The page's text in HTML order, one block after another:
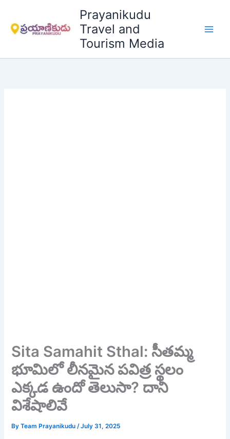
content
Prayanikudu
Travel and
Tourism Media
Sita Samahit Sthal: సీతమ్మ
భూమిలో లీనమైన పవిత్ర స్థలం
ఎక్కడ ఉందో తెలుసా? దాని
విశేషాలివే
ByTeam Prayanikudu/July 31, 2025